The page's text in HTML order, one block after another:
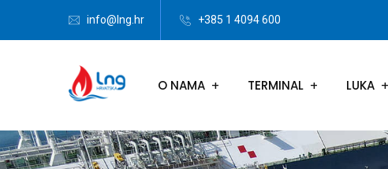
info@lng.hr +385 1 4094 600
O NAMA TERMINAL LUKA